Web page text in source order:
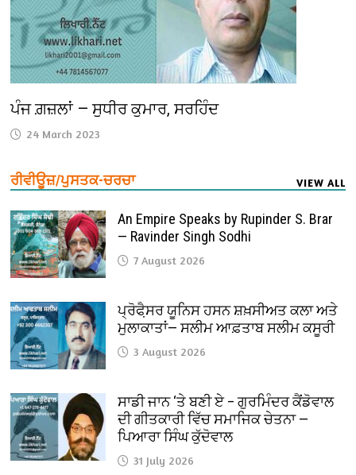
ਪੰਜ ਗ਼ਜ਼ਲਾਂ — ਸੁਧੀਰ ਕੁਮਾਰ, ਸਰਹਿੰਦ
24 March 2023
ਰੀਵੀਊਜ਼/ਪੁਸਤਕ-ਚਰਚਾ VIEW ALL
An Empire Speaks by Rupinder S. Brar
— Ravinder Singh Sodhi
7 August 2026
ਪ੍ਰੋਫੈ਼ਸਰ ਯੂਨਿਸ ਹਸਨ ਸ਼ਖ਼ਸੀਅਤ ਕਲਾ ਅਤੇ
ਮੁਲਾਕਾਤਾਂ— ਸਲੀਮ ਆਫ਼ਤਾਬ ਸਲੀਮ ਕਸੂਰੀ
3 August 2026
ਸਾਡੀ ਜਾਨ ‘ਤੇ ਬਣੀ ਏ – ਗੁਰਮਿੰਦਰ ਕੈਂਡੋਵਾਲ
ਦੀ ਗੀਤਕਾਰੀ ਵਿੱਚ ਸਮਾਜਿਕ ਚੇਤਨਾ —
ਪਿਆਰਾ ਸਿੰਘ ਕੁੱਦੋਵਾਲ
31 July 2026